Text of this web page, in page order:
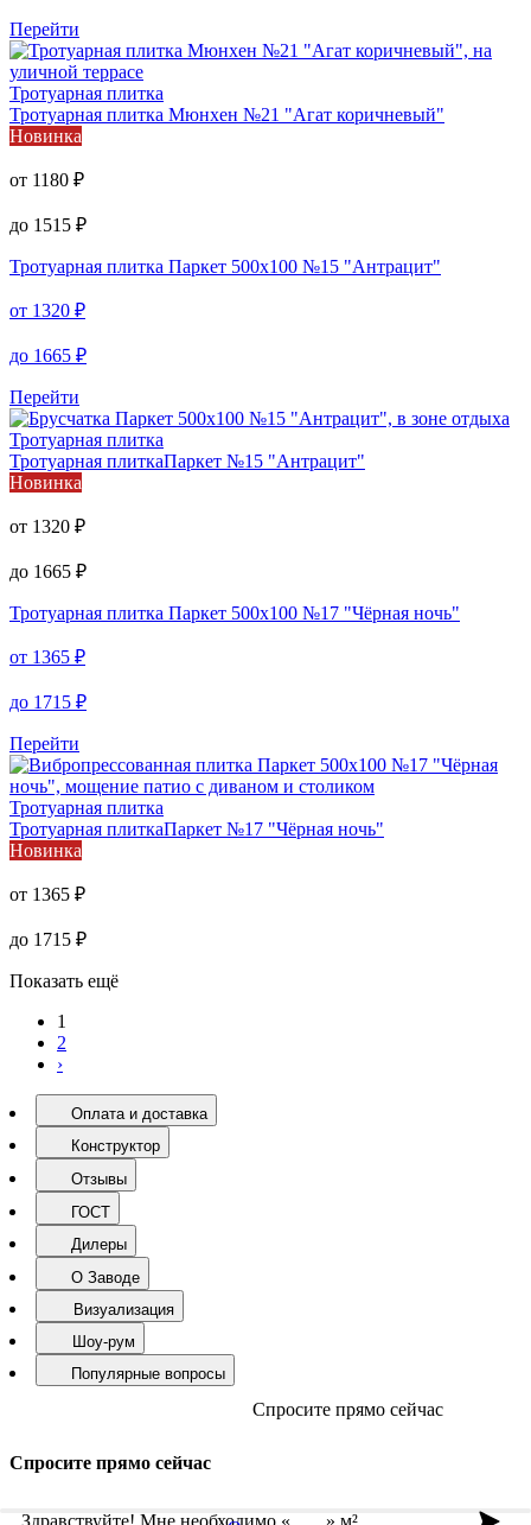
Перейти
Тротуарная плитка
Тротуарная плитка Мюнхен №21 "Агат коричневый"
Новинка
от 1180 ₽
до 1515 ₽
Тротуарная плитка Паркет 500х100 №15 "Антрацит"
от 1320 ₽
до 1665 ₽
Перейти
Тротуарная плитка
Тротуарная плиткаПаркет №15 "Антрацит"
Новинка
от 1320 ₽
до 1665 ₽
Тротуарная плитка Паркет 500х100 №17 "Чёрная ночь"
от 1365 ₽
до 1715 ₽
Перейти
Тротуарная плитка
Тротуарная плиткаПаркет №17 "Чёрная ночь"
Новинка
от 1365 ₽
до 1715 ₽
Показать ещё
1
2
›
Оплата и доставка
Конструктор
Отзывы
ГОСТ
Дилеры
О Заводе
Визуализация
Шоу-рум
Популярные вопросы
Спросите прямо сейчас
Спросите прямо сейчас
Здравствуйте! Мне необходимо « » м²